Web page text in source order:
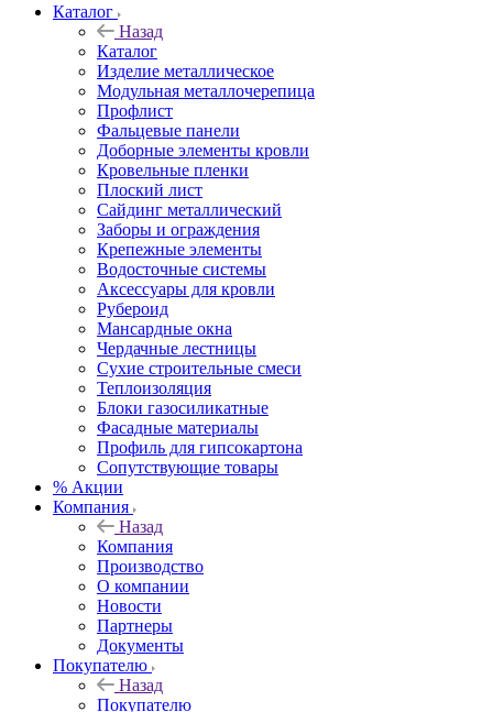
Каталог
Назад
Каталог
Изделие металлическое
Модульная металлочерепица
Профлист
Фальцевые панели
Доборные элементы кровли
Кровельные пленки
Плоский лист
Сайдинг металлический
Заборы и ограждения
Крепежные элементы
Водосточные системы
Аксессуары для кровли
Рубероид
Мансардные окна
Чердачные лестницы
Сухие строительные смеси
Теплоизоляция
Блоки газосиликатные
Фасадные материалы
Профиль для гипсокартона
Сопутствующие товары
% Акции
Компания
Назад
Компания
Производство
О компании
Новости
Партнеры
Документы
Покупателю
Назад
Покупателю